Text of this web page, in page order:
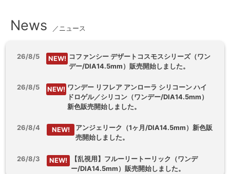
News ／ニュース
26/8/5 NEW! コファンシー デザートコスモスシリーズ（ワン
デー/DIA14.5mm）販売開始しました。
26/8/5 NEW! ワンデー リフレア アンローラ シリコーン ハイ
ドロゲル／シリコン（ワンデー/DIA14.5mm）
新色販売開始しました。
26/8/4 NEW!
アンジェリーク（1ヶ月/DIA14.5mm）新色販
売開始しました。
26/8/3 NEW!
【乱視用】フルーリートーリック（ワンデ
ー/DIA14.5mm）販売開始しました。